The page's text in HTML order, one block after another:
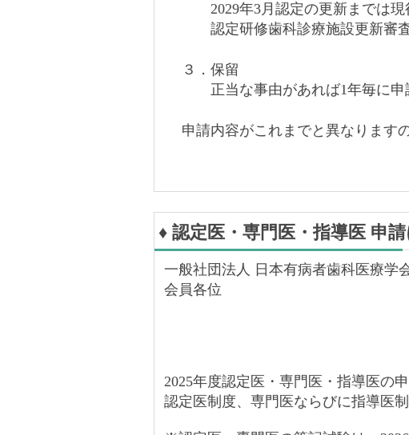
2029年3月認定の更新までは現
認定研修歯科診療施設更新審
３．保留
正当な事由があれば1年毎に申
申請内容がこれまでと異なりま
♦ 認定医・専門医・指導医 申
一般社団法人 日本有病者歯科医療学
会員各位
2025年度認定医・専門医・指導医の
認定医制度、専門医ならびに指導医